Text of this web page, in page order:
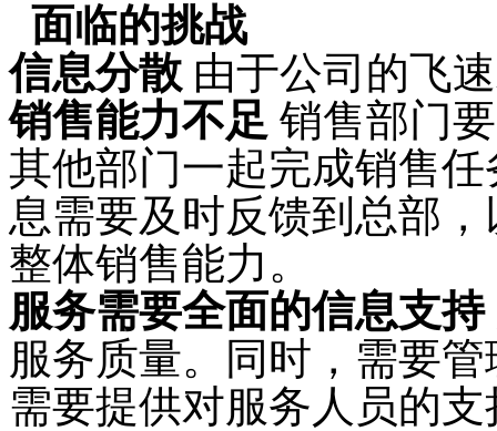
面临的挑战
信息分散 由于公司的飞
销售能力不足 销售部门
其他部门一起完成销售
息需要及时反馈到总部
整体销售能力。
服务需要全面的信息支持
服务质量。同时，需要
需要提供对服务人员的